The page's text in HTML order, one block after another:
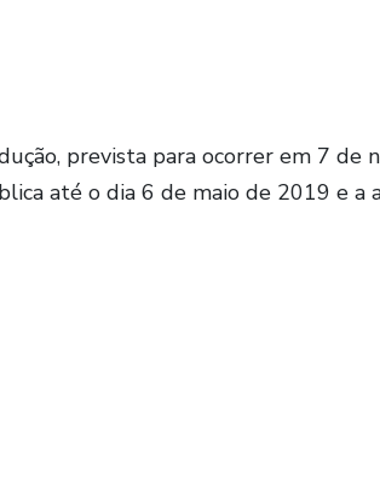
prevista para ocorrer em 7 de
até o dia 6 de maio de 2019 e a